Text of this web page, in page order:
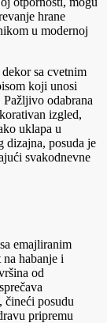
hrane
u modernoj
sa cvetnim
koji unosi
odabrana
izgled,
uklapa u
dizajna, posuda je
svakodnevne
emajliranim
habanje i
od
čineći posudu
pripremu